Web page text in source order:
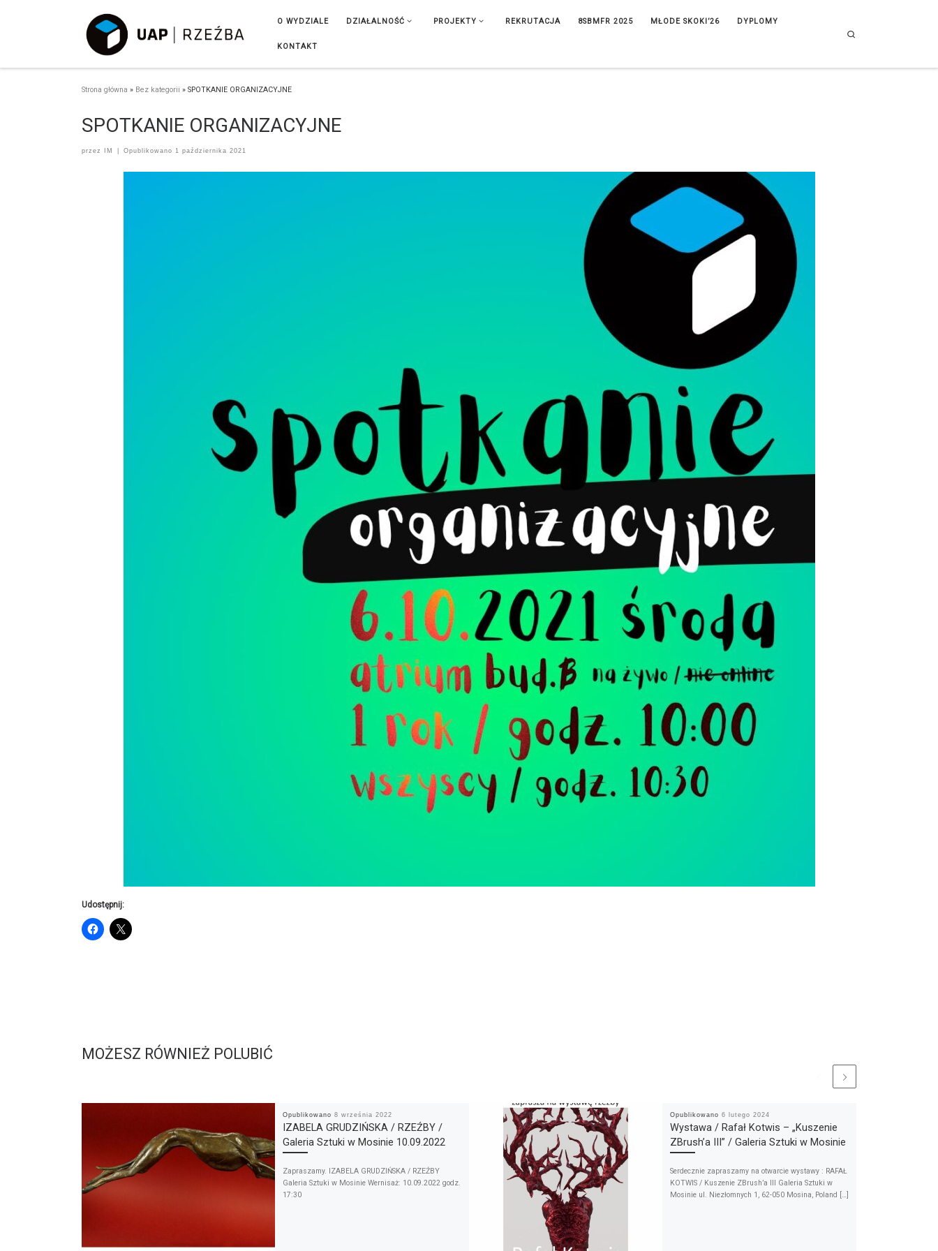
O WYDZIALE DZIAŁALNOŚĆ PROJEKTY REKRUTACJA 8SBMFR 2025 MŁODE SKOKI’26 DYPLOMY
KONTAKT
Strona główna » Bez kategorii » SPOTKANIE ORGANIZACYJNE
SPOTKANIE ORGANIZACYJNE
przez IM Opublikowano 1 października 2021
Udostępnij:
MOŻESZ RÓWNIEŻ POLUBIĆ
Opublikowano 8 września 2022
IZABELA GRUDZIŃSKA / RZEŹBY /
Galeria Sztuki w Mosinie 10.09.2022
Zapraszamy. IZABELA GRUDZIŃSKA / RZEŹBY
Galeria Sztuki w Mosinie Wernisaż: 10.09.2022 godz.
17:30
Opublikowano 6 lutego 2024
Wystawa / Rafał Kotwis – „Kuszenie
ZBrush’a III” / Galeria Sztuki w Mosinie
Serdecznie zapraszamy na otwarcie wystawy : RAFAŁ
KOTWIS / Kuszenie ZBrush’a III Galeria Sztuki w
Mosinie ul. Niezłomnych 1, 62-050 Mosina, Poland […]